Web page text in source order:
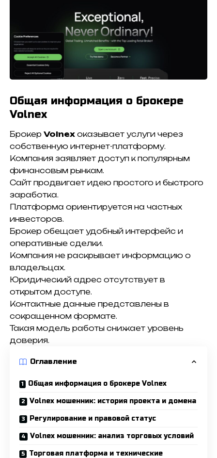
Общая информация о брокере
Volnex
Брокер Volnex оказывает услуги через
собственную интернет-платформу.
Компания заявляет доступ к популярным
финансовым рынкам.
Сайт продвигает идею простого и быстрого
заработка.
Платформа ориентируется на частных
инвесторов.
Брокер обещает удобный интерфейс и
оперативные сделки.
Компания не раскрывает информацию о
владельцах.
Юридический адрес отсутствует в
открытом доступе.
Контактные данные представлены в
сокращенном формате.
Такая модель работы снижает уровень
доверия.
Оглавление
Общая информация о брокере Volnex
Volnex мошенник: история проекта и домена
Регулирование и правовой статус
Volnex мошенник: анализ торговых условий
Торговая платформа и технические